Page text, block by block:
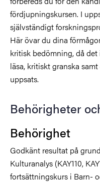
fördjupningskursen. I
självständigt
Här övar du dina
kritisk bedömning, då
läsa, kritiskt granska
uppsats.
Behörigheter
Behörighet
Godkänt resultat på
Kulturanalys (KAY110,
fortsättningskurs i Barn-